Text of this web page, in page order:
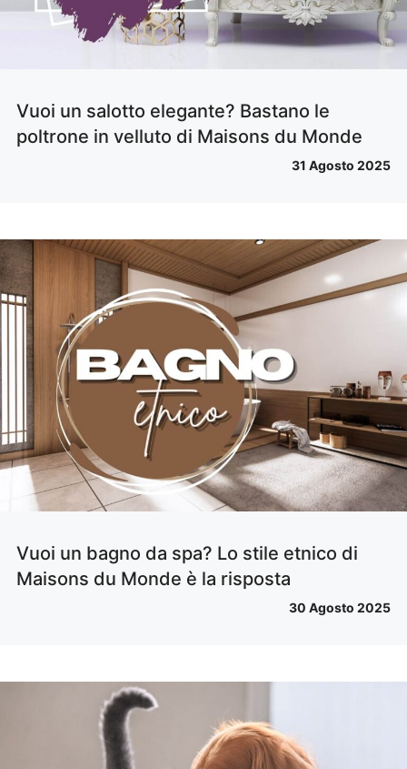
Vuoi un salotto elegante? Bastano le
poltrone in velluto di Maisons du Monde
31 Agosto 2025
Vuoi un bagno da spa? Lo stile etnico di
Maisons du Monde è la risposta
30 Agosto 2025